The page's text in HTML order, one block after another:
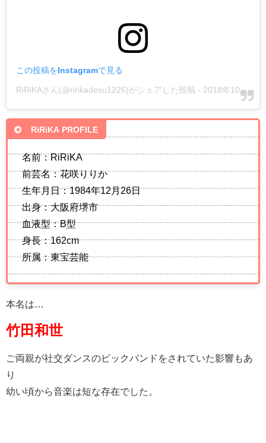
この投稿をInstagramで見る
RiRiKAさん(@ririkadesu1226)がシェアした投稿 - 2018年10月月15日午後6時46分PDT
RiRiKA PROFILE
名前：RiRiKA
前芸名：花咲りりか
生年月日：1984年12月26日
出身：大阪府堺市
血液型：B型
身長：162cm
所属：東宝芸能
本名は…
竹田和世
ご両親が社交ダンスのビックバンドをされていた影響もあ
り
幼い頃から音楽は短な存在でした。